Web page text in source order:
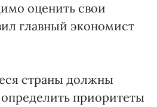
оценить свои
главный экономист
страны должны
приоритеты